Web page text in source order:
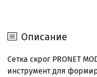
Описание
Сетка скрог PRONET
инструмент для